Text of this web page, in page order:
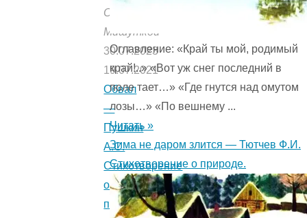
Опубликовано:
Мишуткой
30.07.2023
19.07.2021
Обвал
—
Пушкин
А.С.
Стихотворение
о
природе.
Оглавление: «Край ты мой, родимый
край!..» «Вот уж снег последний в
поле тает…» «Где гнутся над омутом
лозы…» «По вешнему ...
Читать »
Зима не даром злится — Тютчев Ф.И.
Стихотворение о природе.